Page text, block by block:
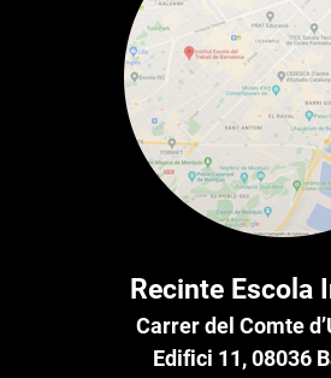
Recinte Escola
Carrer del Comte
Edifici 11, 08036